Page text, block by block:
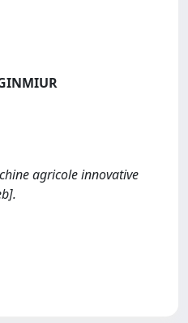
agricole innovative